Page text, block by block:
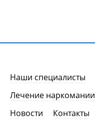
Наши специалисты
Лечение наркомании
Новости
Контакты